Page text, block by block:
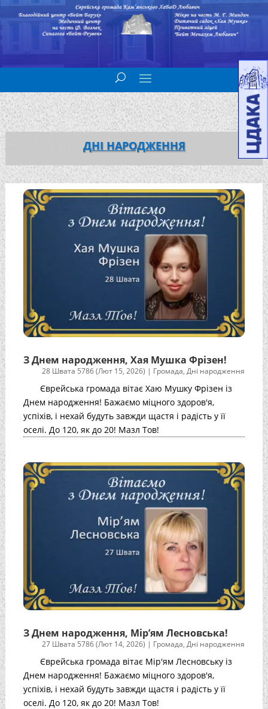
ДНІ НАРОДЖЕННЯ
З Днем народження, Хая Мушка Фрізен!
28 Швата 5786 (Лют 15, 2026) | Громада,Дні народження
Єврейська громада вітає Хаю Мушку Фрізен із
Днем народження! Бажаємо міцного здоров'я,
успіхів, і нехай будуть завжди щастя і радість у її
оселі. До 120, як до 20! Мазл Тов!
З Днем народження, Мір’ям Лесновська!
27 Швата 5786 (Лют 14, 2026) | Громада,Дні народження
Єврейська громада вітає Мір'ям Лесновську із
Днем народження! Бажаємо міцного здоров'я,
успіхів, і нехай будуть завжди щастя і радість у її
оселі. До 120, як до 20! Мазл Тов!